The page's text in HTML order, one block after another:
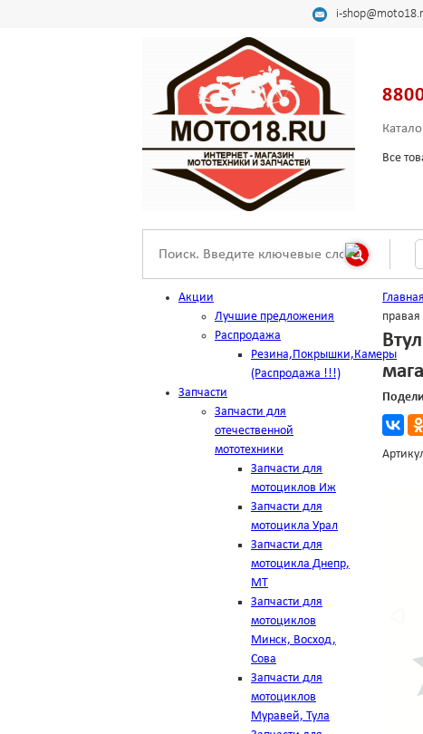
i-
Все
Акции
Лучшие предложения
Распродажа
Резина,Покрышки,Камеры
(Распродажа !!!)
Запчасти
Запчасти для
отечественной
мототехники
Запчасти для
мотоциклов Иж
Запчасти для
мотоцикла Урал
Запчасти для
мотоцикла Днепр,
МТ
Запчасти для
мотоциклов
Минск, Восход,
Сова
Запчасти для
мотоциклов
Муравей, Тула